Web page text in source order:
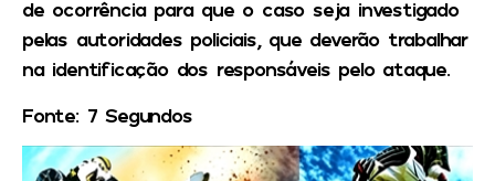
de ocorrência para que o caso seja investigado
pelas autoridades policiais, que deverão trabalhar
na identificação dos responsáveis pelo ataque.
Fonte: 7 Segundos